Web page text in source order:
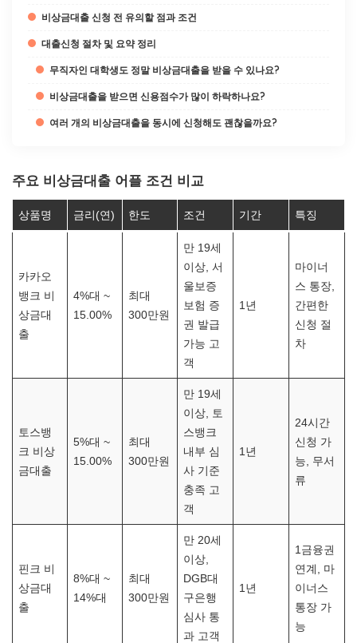
비상금대출 신청 전 유의할 점과 조건
대출신청 절차 및 요약 정리
무직자인 대학생도 정말 비상금대출을 받을 수 있나요?
비상금대출을 받으면 신용점수가 많이 하락하나요?
여러 개의 비상금대출을 동시에 신청해도 괜찮을까요?
주요 비상금대출 어플 조건 비교
상품명 금리(연) 한도 조건 기간 특징
카카오
뱅크 비
상금대
출
4%대 ~
15.00%
최대
300만원
만 19세
이상, 서
울보증
보험 증
권 발급
가능 고
객
1년
마이너
스 통장,
간편한
신청 절
차
토스뱅
크 비상
금대출
5%대 ~
15.00%
최대
300만원
만 19세
이상, 토
스뱅크
내부 심
사 기준
충족 고
객
1년
24시간
신청 가
능, 무서
류
핀크 비
상금대
출
8%대 ~
14%대
최대
300만원
만 20세
이상,
DGB대
구은행
심사 통
과 고객
1년
1금융권
연계, 마
이너스
통장 가
능